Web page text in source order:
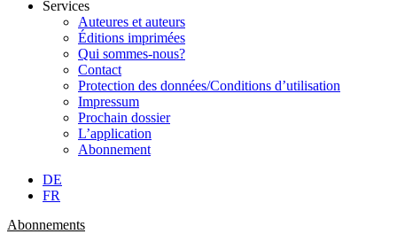
Services
Auteures et auteurs
Éditions imprimées
Qui sommes-nous?
Contact
Protection des données/Conditions d’utilisation
Impressum
Prochain dossier
L’application
Abonnement
DE
FR
Abonnements